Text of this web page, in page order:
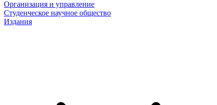
Организация и управление
Студенческое научное общество
Издания